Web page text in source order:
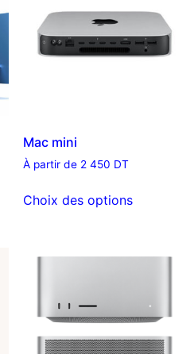
Mac mini
À partir de 2 450 DT
Choix des options